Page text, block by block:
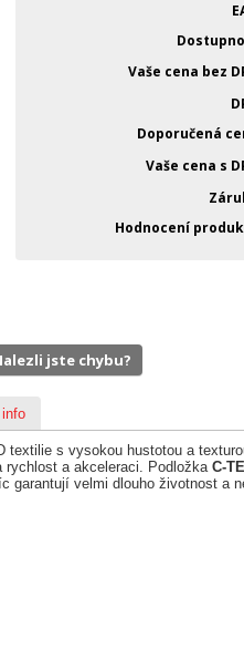
Vaše cena bez
Doporučená
Vaše cena s
Hodnocení
Nalezli jste chybu?
textilie s vysokou hustotou a
a akceleraci. Podložka C-
garantují velmi dlouho životnost a